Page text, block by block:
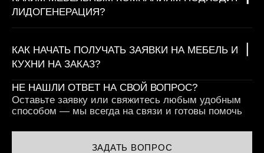
ЛИДОГЕНЕРАЦИЯ?
КАК НАЧАТЬ ПОЛУЧАТЬ ЗАЯВКИ НА МЕБЕЛЬ И
КУХНИ НА ЗАКАЗ?
НЕ НАШЛИ ОТВЕТ НА СВОЙ ВОПРОС?
Оставьте заявку или свяжитесь любым удобным
способом — мы всегда на связи и готовы помочь
ЗАДАТЬ ВОПРОС